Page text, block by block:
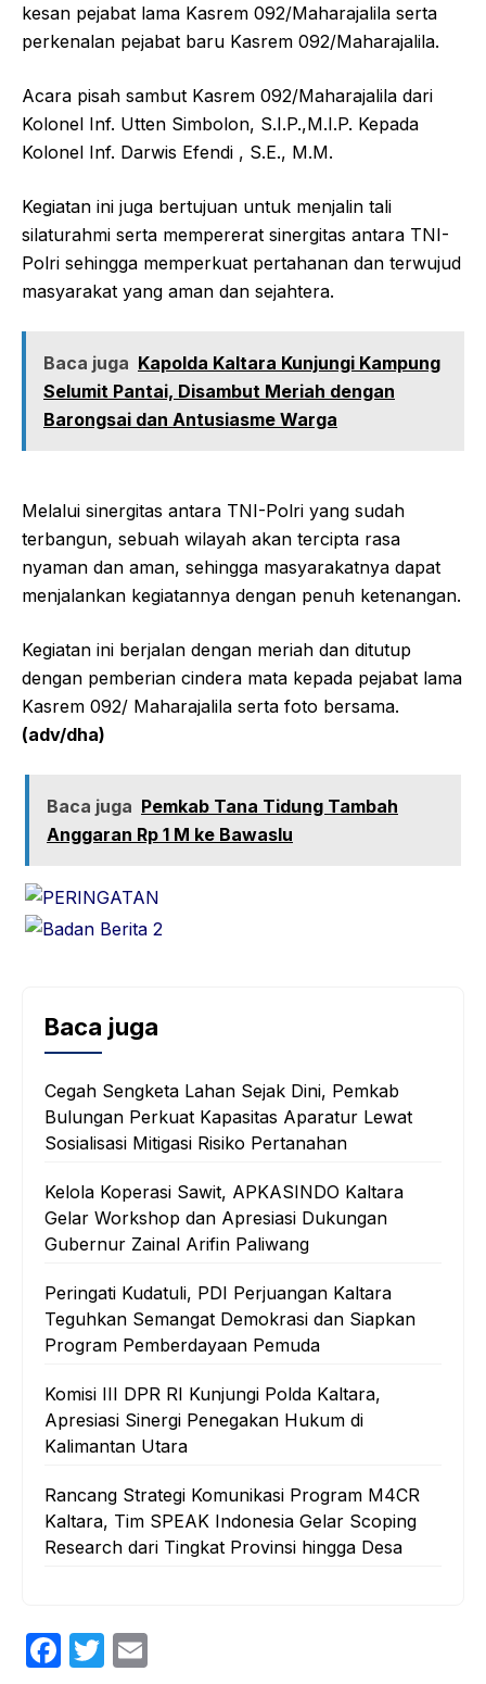
kesan pejabat lama Kasrem 092/Maharajalila serta
perkenalan pejabat baru Kasrem 092/Maharajalila.
Acara pisah sambut Kasrem 092/Maharajalila dari
Kolonel Inf. Utten Simbolon, S.I.P.,M.I.P. Kepada
Kolonel Inf. Darwis Efendi , S.E., M.M.
Kegiatan ini juga bertujuan untuk menjalin tali
silaturahmi serta mempererat sinergitas antara TNI-
Polri sehingga memperkuat pertahanan dan terwujud
masyarakat yang aman dan sejahtera.
Baca juga Kapolda Kaltara Kunjungi Kampung
Selumit Pantai, Disambut Meriah dengan
Barongsai dan Antusiasme Warga
Melalui sinergitas antara TNI-Polri yang sudah
terbangun, sebuah wilayah akan tercipta rasa
nyaman dan aman, sehingga masyarakatnya dapat
menjalankan kegiatannya dengan penuh ketenangan.
Kegiatan ini berjalan dengan meriah dan ditutup
dengan pemberian cindera mata kepada pejabat lama
Kasrem 092/ Maharajalila serta foto bersama.
(adv/dha)
Baca juga Pemkab Tana Tidung Tambah
Anggaran Rp 1 M ke Bawaslu
Baca juga
Cegah Sengketa Lahan Sejak Dini, Pemkab
Bulungan Perkuat Kapasitas Aparatur Lewat
Sosialisasi Mitigasi Risiko Pertanahan
Kelola Koperasi Sawit, APKASINDO Kaltara
Gelar Workshop dan Apresiasi Dukungan
Gubernur Zainal Arifin Paliwang
Peringati Kudatuli, PDI Perjuangan Kaltara
Teguhkan Semangat Demokrasi dan Siapkan
Program Pemberdayaan Pemuda
Komisi III DPR RI Kunjungi Polda Kaltara,
Apresiasi Sinergi Penegakan Hukum di
Kalimantan Utara
Rancang Strategi Komunikasi Program M4CR
Kaltara, Tim SPEAK Indonesia Gelar Scoping
Research dari Tingkat Provinsi hingga Desa
F
T